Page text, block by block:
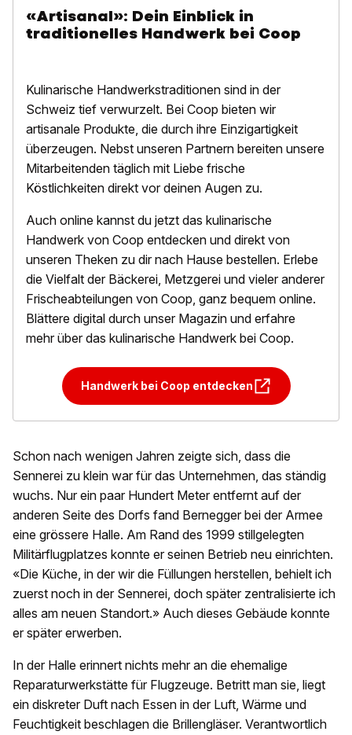
«Artisanal»: Dein Einblick in
traditionelles Handwerk bei Coop
Kulinarische Handwerkstraditionen sind in der
Schweiz tief verwurzelt. Bei Coop bieten wir
artisanale Produkte, die durch ihre Einzigartigkeit
überzeugen. Nebst unseren Partnern bereiten unsere
Mitarbeitenden täglich mit Liebe frische
Köstlichkeiten direkt vor deinen Augen zu.
Auch online kannst du jetzt das kulinarische
Handwerk von Coop entdecken und direkt von
unseren Theken zu dir nach Hause bestellen. Erlebe
die Vielfalt der Bäckerei, Metzgerei und vieler anderer
Frischeabteilungen von Coop, ganz bequem online.
Blättere digital durch unser Magazin und erfahre
mehr über das kulinarische Handwerk bei Coop.
Handwerk bei Coop entdecken
Schon nach wenigen Jahren zeigte sich, dass die
Sennerei zu klein war für das Unternehmen, das ständig
wuchs. Nur ein paar Hundert Meter entfernt auf der
anderen Seite des Dorfs fand Bernegger bei der Armee
eine grössere Halle. Am Rand des 1999 stillgelegten
Militärflugplatzes konnte er seinen Betrieb neu einrichten.
«Die Küche, in der wir die Füllungen herstellen, behielt ich
zuerst noch in der Sennerei, doch später zentralisierte ich
alles am neuen Standort.» Auch dieses Gebäude konnte
er später erwerben.
In der Halle erinnert nichts mehr an die ehemalige
Reparaturwerkstätte für Flugzeuge. Betritt man sie, liegt
ein diskreter Duft nach Essen in der Luft, Wärme und
Feuchtigkeit beschlagen die Brillengläser. Verantwortlich